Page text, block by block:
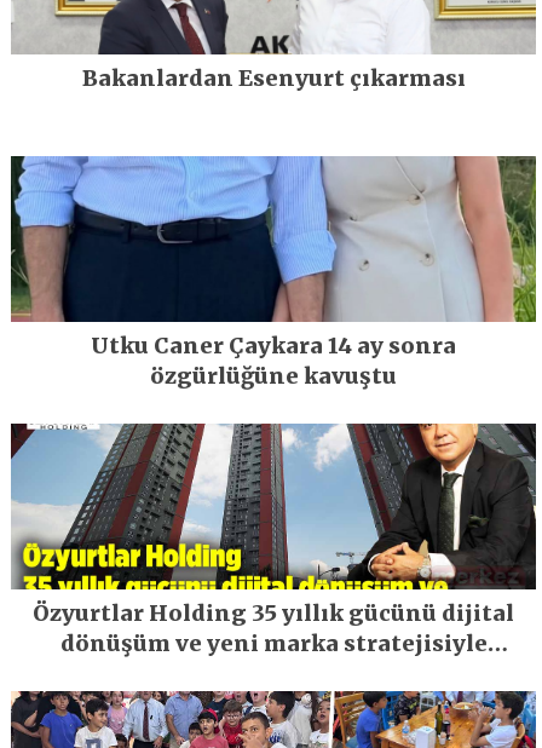
Bakanlardan Esenyurt çıkarması
Utku Caner Çaykara 14 ay sonra
özgürlüğüne kavuştu
Özyurtlar Holding 35 yıllık gücünü dijital
dönüşüm ve yeni marka stratejisiyle